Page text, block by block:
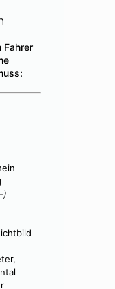
Fahrer
)